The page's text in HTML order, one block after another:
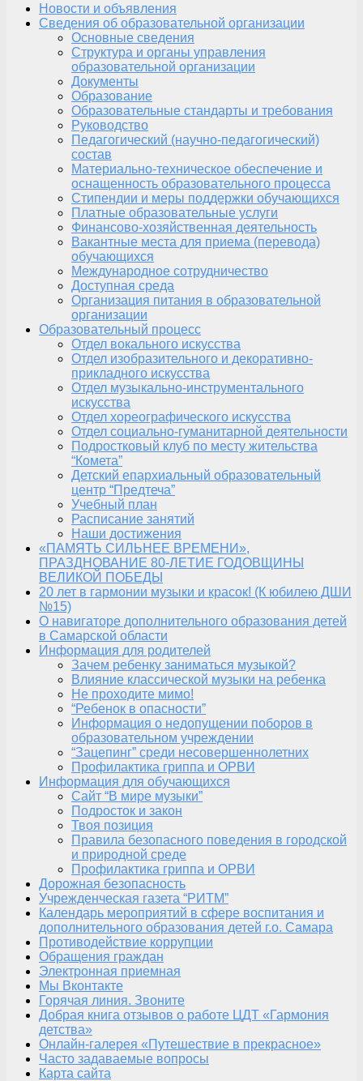
Новости и объявления
Сведения об образовательной организации
Основные сведения
Структура и органы управления
образовательной организации
Документы
Образование
Образовательные стандарты и требования
Руководство
Педагогический (научно-педагогический)
состав
Материально-техническое обеспечение и
оснащенность образовательного процесса
Стипендии и меры поддержки обучающихся
Платные образовательные услуги
Финансово-хозяйственная деятельность
Вакантные места для приема (перевода)
обучающихся
Международное сотрудничество
Доступная среда
Организация питания в образовательной
организации
Образовательный процесс
Отдел вокального искусства
Отдел изобразительного и декоративно-
прикладного искусства
Отдел музыкально-инструментального
искусства
Отдел хореографического искусства
Отдел социально-гуманитарной деятельности
Подростковый клуб по месту жительства
“Комета”
Детский епархиальный образовательный
центр “Предтеча”
Учебный план
Расписание занятий
Наши достижения
«ПАМЯТЬ СИЛЬНЕЕ ВРЕМЕНИ»,
ПРАЗДНОВАНИЕ 80-ЛЕТИЕ ГОДОВЩИНЫ
ВЕЛИКОЙ ПОБЕДЫ
20 лет в гармонии музыки и красок! (К юбилею ДШИ
№15)
О навигаторе дополнительного образования детей
в Самарской области
Информация для родителей
Зачем ребенку заниматься музыкой?
Влияние классической музыки на ребенка
Не проходите мимо!
“Ребенок в опасности”
Информация о недопущении поборов в
образовательном учреждении
“Зацепинг” среди несовершеннолетних
Профилактика гриппа и ОРВИ
Информация для обучающихся
Сайт “В мире музыки”
Подросток и закон
Твоя позиция
Правила безопасного поведения в городской
и природной среде
Профилактика гриппа и ОРВИ
Дорожная безопасность
Учрежденческая газета “РИТМ”
Календарь мероприятий в сфере воспитания и
дополнительного образования детей г.о. Самара
Противодействие коррупции
Обращения граждан
Электронная приемная
Мы Вконтакте
Горячая линия. Звоните
Добрая книга отзывов о работе ЦДТ «Гармония
детства»
Онлайн-галерея «Путешествие в прекрасное»
Часто задаваемые вопросы
Карта сайта